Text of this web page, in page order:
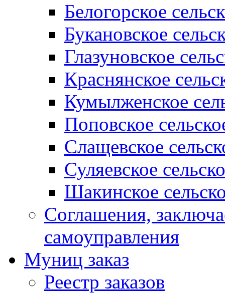
Белогорское
Букановское
Глазуновское
Краснянское
Кумылженское
Поповское
Слащевское
Суляевское
Шакинское
Соглашения,
самоуправления
Муниц заказ
Реестр заказов